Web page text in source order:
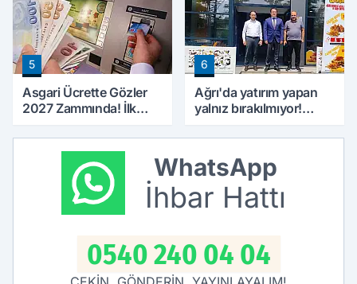
5
Asgari Ücrette Gözler
2027 Zammında! İlk
Ödeneceği Tarih
Netleşti
6
Ağrı'da yatırım yapan
yalnız bırakılmıyor!
ziyaret
WhatsApp
İhbar Hattı
0540 240 04 04